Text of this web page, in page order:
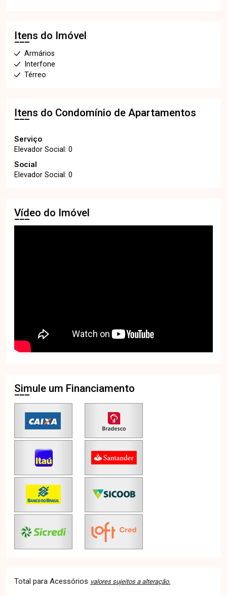
Itens do Imóvel
Armários
Interfone
Térreo
Itens do Condomínio de Apartamentos
Serviço
Elevador Social: 0
Social
Elevador Social: 0
Vídeo do Imóvel
Simule um Financiamento
Total para Acessórios valores sujeitos a alteração.